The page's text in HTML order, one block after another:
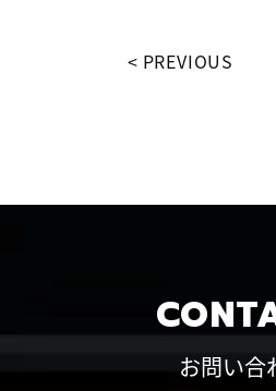
PREVIOUS
お問い合